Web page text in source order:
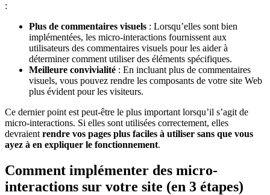
:
Plus de commentaires visuels : Lorsqu’elles sont bien
implémentées, les micro-interactions fournissent aux
utilisateurs des commentaires visuels pour les aider à
déterminer comment utiliser des éléments spécifiques.
Meilleure convivialité : En incluant plus de commentaires
visuels, vous pouvez rendre les composants de votre site Web
plus évident pour les visiteurs.
Ce dernier point est peut-être le plus important lorsqu’il s’agit de
micro-interactions. Si elles sont utilisées correctement, elles
devraient rendre vos pages plus faciles à utiliser sans que vous
ayez à en expliquer le fonctionnement.
Comment implémenter des micro-
interactions sur votre site (en 3 étapes)